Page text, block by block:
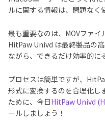
ルに関する情報は、問題なく
最も重要なのは、MOVファ
HitPaw Univd は最終製品の
ながら、できるだけ効率的に
プロセスは簡単ですが、
形式に変換するのを合理化し
ために、今日HitPaw Univd
ールしましょう！